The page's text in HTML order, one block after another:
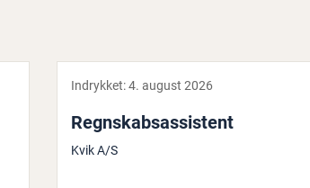
Indrykket:4. august 2026
Regn­skabsas­si­stent
Kvik A/S